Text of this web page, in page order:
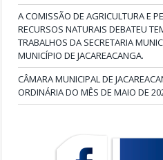
A COMISSÃO DE AGRICULTURA E
RECURSOS NATURAIS DEBATEU
TRABALHOS DA SECRETARIA
MUNICÍPIO DE JACAREACANGA.
CÂMARA MUNICIPAL DE
ORDINÁRIA DO MÊS DE MAIO DE